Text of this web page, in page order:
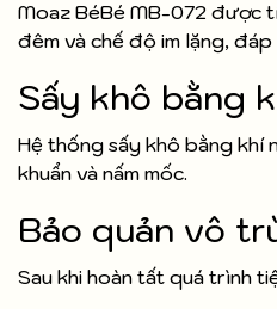
Moaz BéBé MB-072 được
đêm và chế độ im lặng,
Sấy khô bằng
Hệ thống sấy khô bằng khí
khuẩn và nấm mốc.
Bảo quản vô
Sau khi hoàn tất quá trình